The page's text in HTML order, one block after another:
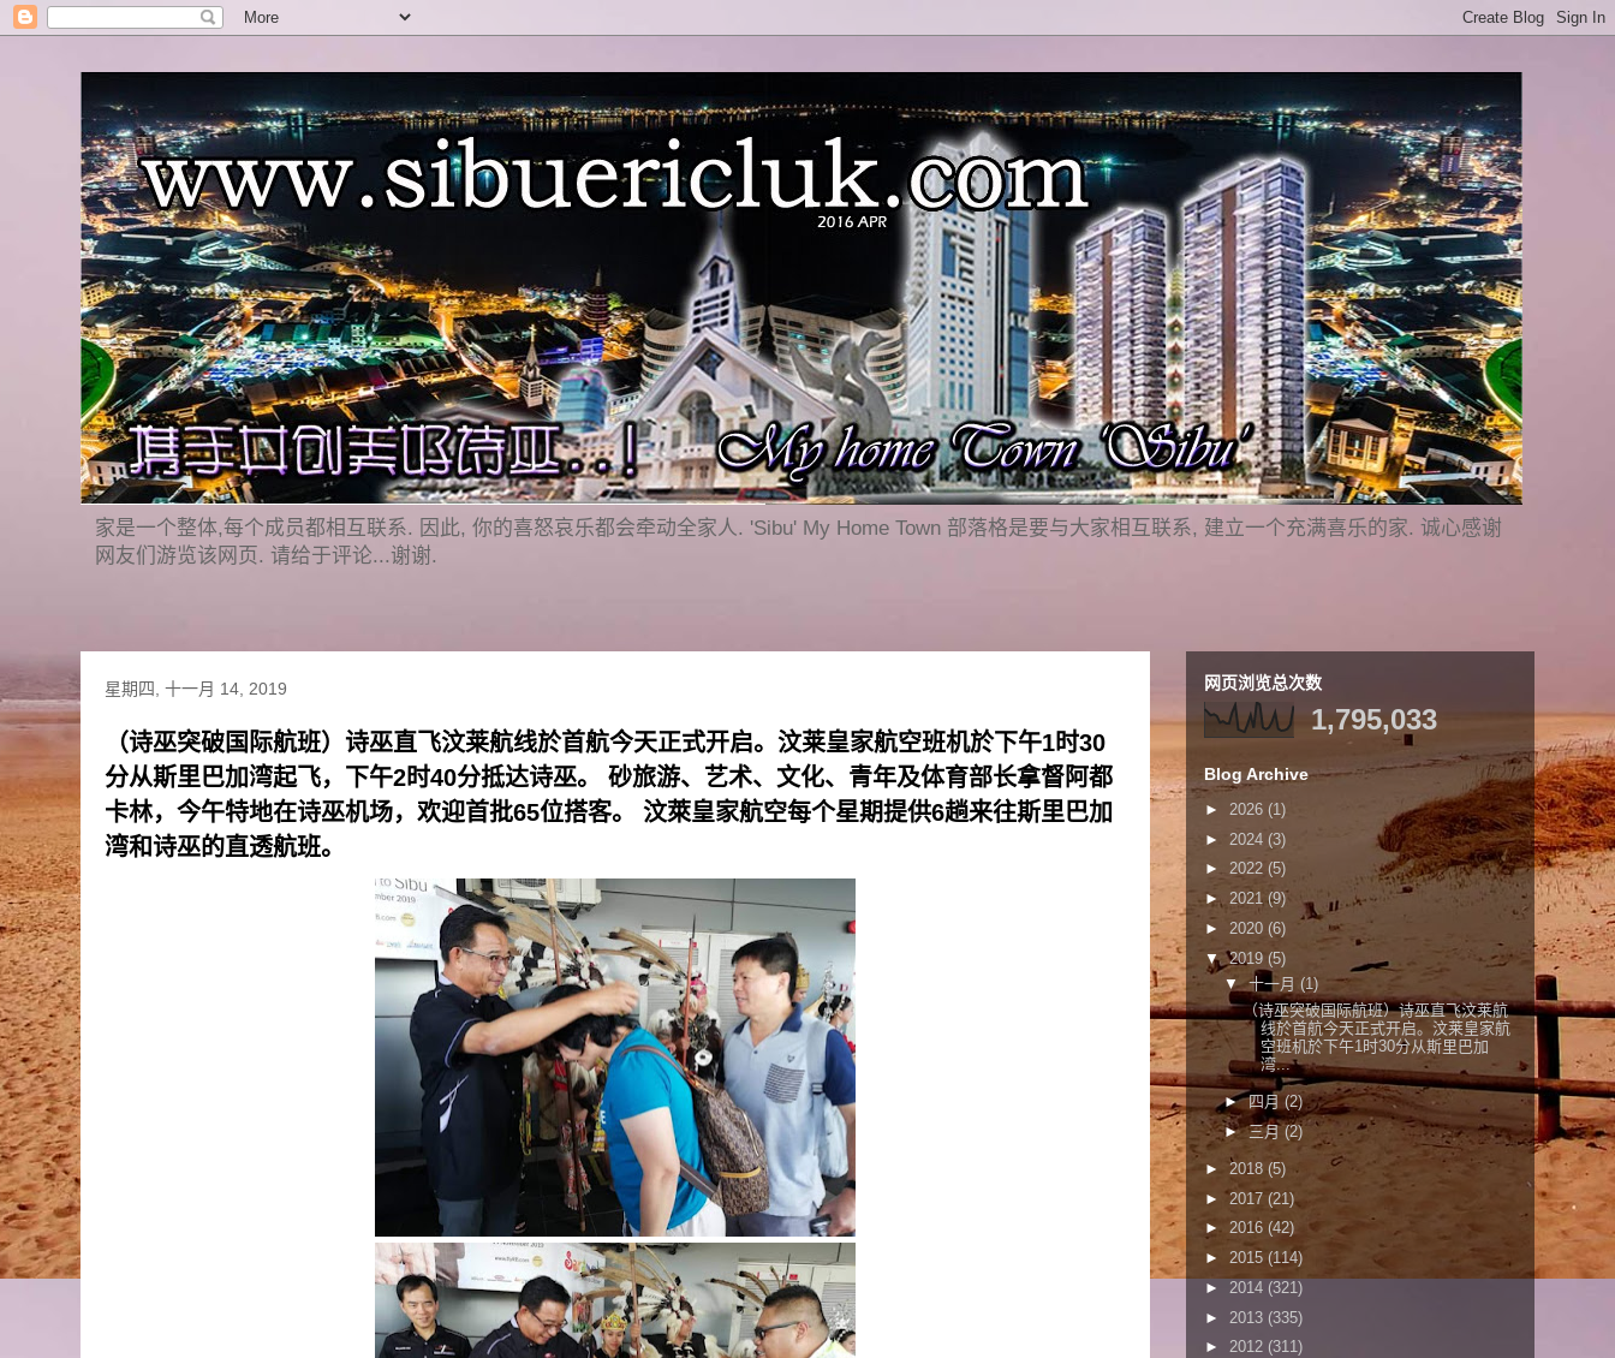
家是一个整体,每个成员都相互联系. 因此, 你的喜怒哀乐都会牵动全家人. 'Sibu' My Home Town 部落格是要与大家相互联系, 建立一个充满喜乐的家. 诚心感谢
网友们游览该网页. 请给于评论...谢谢.
星期四, 十一月 14, 2019
（诗巫突破国际航班）诗巫直飞汶莱航线於首航今天正式开启。汶莱皇家航空班机於下午1时30
分从斯里巴加湾起飞，下午2时40分抵达诗巫。 砂旅游、艺术、文化、青年及体育部长拿督阿都
卡林，今午特地在诗巫机场，欢迎首批65位搭客。 汶萊皇家航空每个星期提供6趟来往斯里巴加
湾和诗巫的直透航班。
网页浏览总次数
1,795,033
Blog Archive
► 2026 (1)
► 2024 (3)
► 2022 (5)
► 2021 (9)
► 2020 (6)
▼2019 (5)
▼十一月 (1)
（诗巫突破国际航班）诗巫直飞汶莱航
线於首航今天正式开启。汶莱皇家航
空班机於下午1时30分从斯里巴加
湾...
►四月 (2)
►三月 (2)
► 2018 (5)
►2017 (21)
► 2016 (42)
► 2015 (114)
► 2014 (321)
► 2013 (335)
► 2012 (311)